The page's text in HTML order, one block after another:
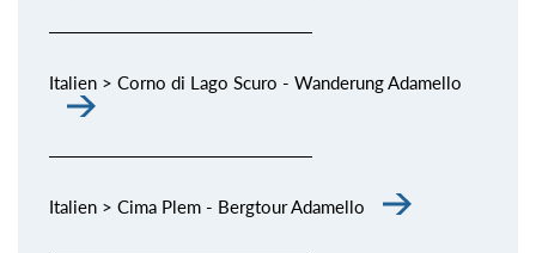
Italien > Corno di Lago Scuro - Wanderung Adamello
Italien > Cima Plem - Bergtour Adamello